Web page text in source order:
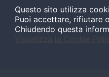
Questo sito utilizza
Puoi accettare, rifiutare
Chiudendo questa